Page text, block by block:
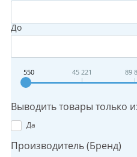
До
550 45 221 89
Выводить товары только
Да
Производитель (Бренд)